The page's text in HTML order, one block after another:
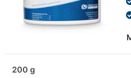
200 g